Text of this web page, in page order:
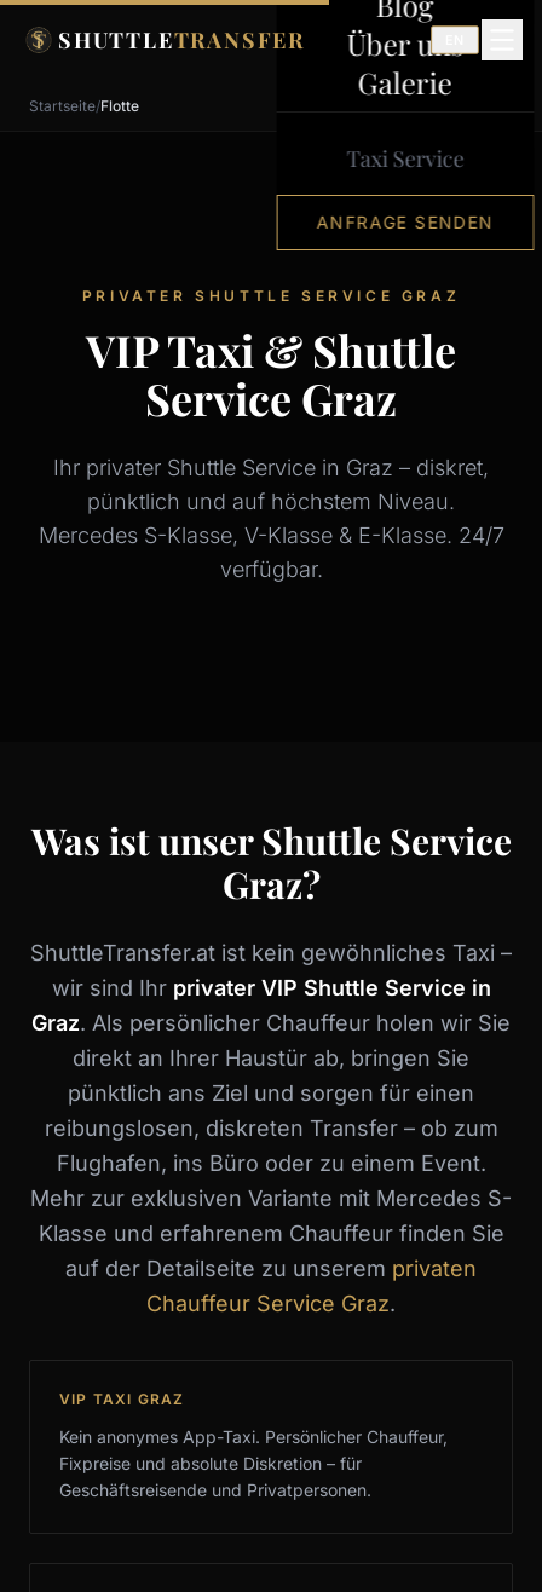
SHUTTLETRANSFER
Über uns
Galerie
Taxi Service
ANFRAGE SENDEN
Startseite/Flotte
PRIVATER SHUTTLE SERVICE GRAZ
VIP Taxi & Shuttle
Service Graz
Ihr privater Shuttle Service in Graz – diskret,
pünktlich und auf höchstem Niveau.
Mercedes S-Klasse, V-Klasse & E-Klasse. 24/7
verfügbar.
Was ist unser Shuttle Service
Graz?
ShuttleTransfer.at ist kein gewöhnliches Taxi –
wir sind Ihr privater VIP Shuttle Service in
Graz. Als persönlicher Chauffeur holen wir Sie
direkt an Ihrer Haustür ab, bringen Sie
pünktlich ans Ziel und sorgen für einen
reibungslosen, diskreten Transfer – ob zum
Flughafen, ins Büro oder zu einem Event.
Mehr zur exklusiven Variante mit Mercedes S-
Klasse und erfahrenem Chauffeur finden Sie
auf der Detailseite zu unserem privaten
Chauffeur Service Graz.
VIP TAXI GRAZ
Kein anonymes App-Taxi. Persönlicher Chauffeur,
Fixpreise und absolute Diskretion – für
Geschäftsreisende und Privatpersonen.